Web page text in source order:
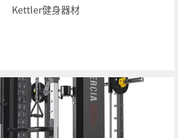
Kettler健身器材